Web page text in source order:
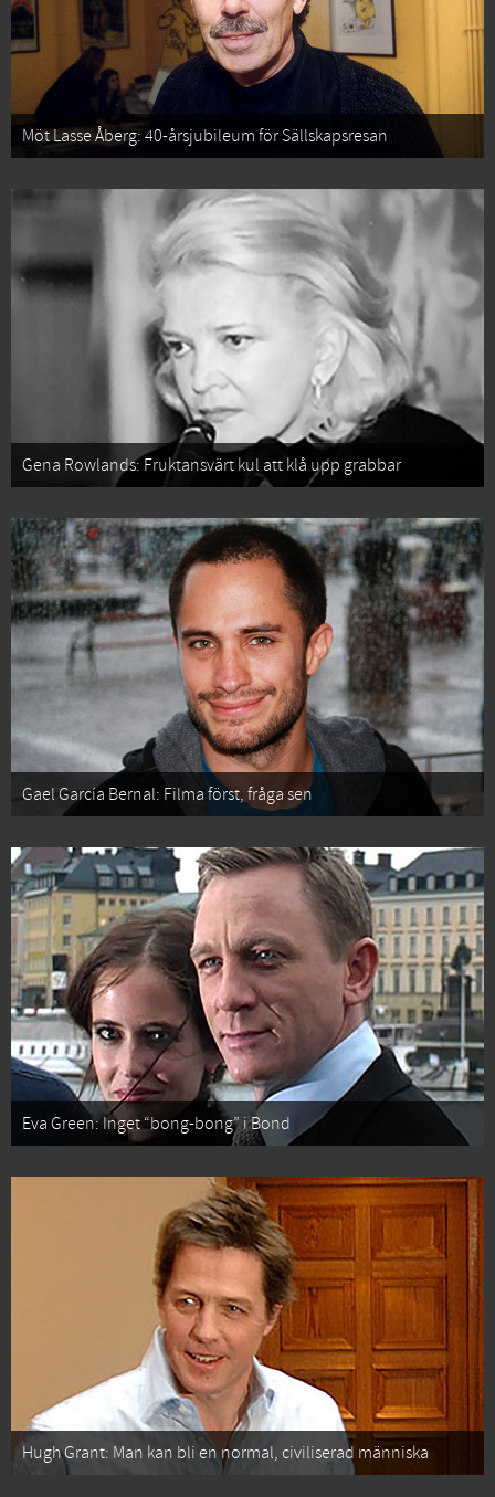
Möt Lasse Åberg: 40-årsjubileum för Sällskapsresan
Gena Rowlands: Fruktansvärt kul att klå upp grabbar
Gael García Bernal: Filma först, fråga sen
Eva Green: Inget “bong-bong” i Bond
Hugh Grant: Man kan bli en normal, civiliserad människa